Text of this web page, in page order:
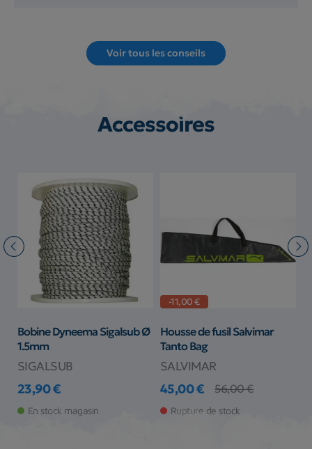
Voir tous les conseils
Accessoires
Bobine Dyneema Sigalsub Ø
1.5mm
SIGALSUB
Prix
23,90 €
En stock magasin
-11,00 €
Housse de fusil Salvimar
Tanto Bag
SALVIMAR
Prix
45,00 €
Prix de base
56,00 €
Rupture de stock